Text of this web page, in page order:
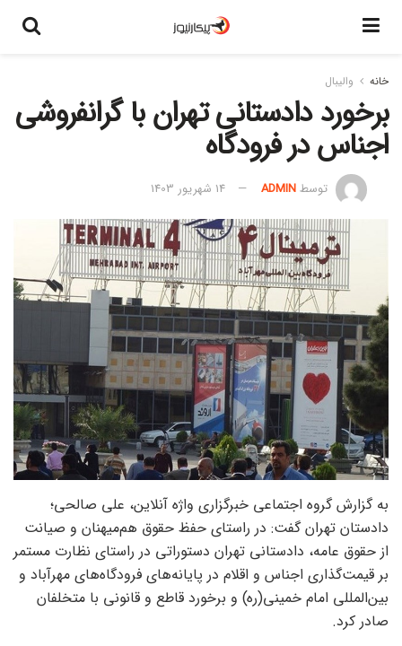
خانه والیبال
برخورد دادستانی تهران با گرانفروشی
اجناس در فرودگاه
توسطADMIN 14 شهریور 1403
به گزارش گروه اجتماعی خبرگزاری واژه آنلاین، علی صالحی؛
دادستان تهران گفت: در راستای حفظ حقوق هم‌میهنان و صیانت
از حقوق عامه، دادستانی تهران دستوراتی در راستای نظارت مستمر
بر قیمت‌گذاری اجناس و اقلام در پایانه‌های فرودگاه‌های مهرآباد و
بین‌المللی امام خمینی(ره) و برخورد قاطع و قانونی با متخلفان
صادر کرد.